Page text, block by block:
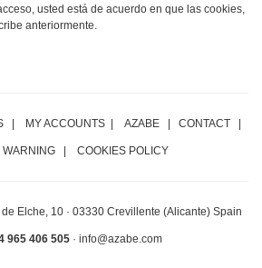
usted está de acuerdo en que las cookies,
anteriormente.
MY ACCOUNTS AZABE CONTACT
WARNING| COOKIES POLICY
Elche, 10 · 03330 Crevillente (Alicante) Spain
965 406 505· info@azabe.com